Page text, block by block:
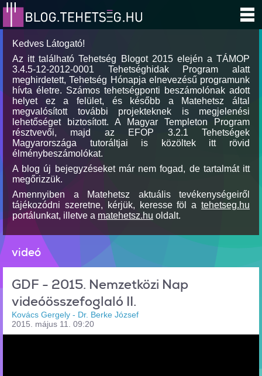
Kedves Látogató!
Az itt található Tehetség Blogot 2015 elején a TÁMOP
3.4.5-12-2012-0001 Tehetséghidak Program alatt
meghirdetett, Tehetség Hónapja elnevezésű programunk
hívta életre. Számos tehetségponti beszámolónak adott
helyet ez a felület, és később a Matehetsz által
megvalósított további projekteknek is megjelenési
lehetőséget biztosított. A Magyar Templeton Program
résztvevői, majd az EFOP 3.2.1 Tehetségek
Magyarországa tutoráltjai is közöltek itt rövid
élménybeszámolókat.
A blog új bejegyzéseket már nem fogad, de tartalmát itt
megőrizzük.
Amennyiben a Matehetsz aktuális tevékenységeiről
tájékozódni szeretne, kérjük, keresse föl a tehetseg.hu
portálunkat, illetve a matehetsz.hu oldalt.
videó
GDF - 2015. Nemzetközi Nap
videóösszefoglaló II.
Kovács Gergely - Dr. Berke József
2015. május 11. 09:20